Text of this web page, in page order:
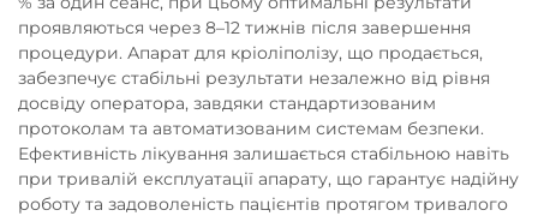
проявляються через 8–12 тижнів після завершення
процедури. Апарат для кріоліполізу, що продається,
забезпечує стабільні результати незалежно від рівня
досвіду оператора, завдяки стандартизованим
протоколам та автоматизованим системам безпеки.
Ефективність лікування залишається стабільною навіть
при тривалій експлуатації апарату, що гарантує надійну
роботу та задоволеність пацієнтів протягом тривалого